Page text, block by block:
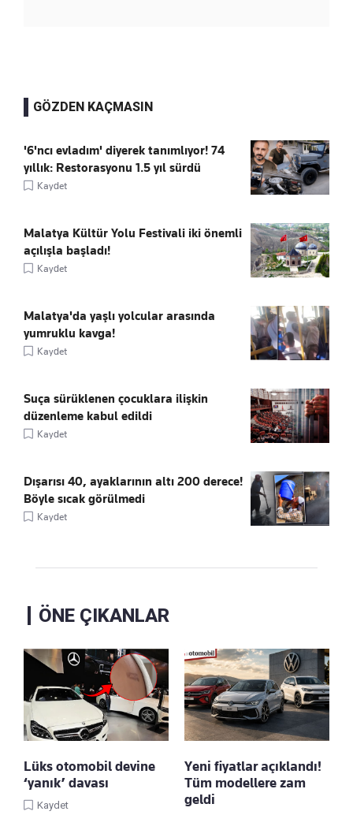
GÖZDEN KAÇMASIN
'6'ncı evladım' diyerek tanımlıyor! 74
yıllık: Restorasyonu 1.5 yıl sürdü
Kaydet
Malatya Kültür Yolu Festivali iki önemli
açılışla başladı!
Kaydet
Malatya'da yaşlı yolcular arasında
yumruklu kavga!
Kaydet
Suça sürüklenen çocuklara ilişkin
düzenleme kabul edildi
Kaydet
Dışarısı 40, ayaklarının altı 200 derece!
Böyle sıcak görülmedi
Kaydet
ÖNE ÇIKANLAR
Lüks otomobil devine
‘yanık’ davası
Kaydet
Yeni fiyatlar açıklandı!
Tüm modellere zam
geldi